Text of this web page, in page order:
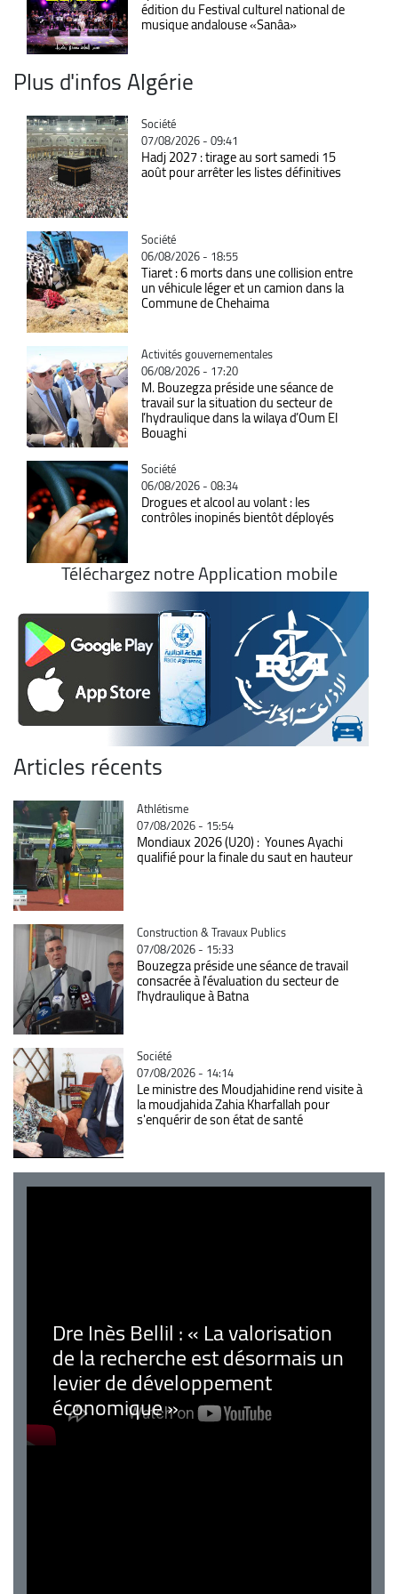
édition du Festival culturel national de
musique andalouse «Sanâa»
Plus d'infos Algérie
Catégorie
Société
07/08/2026 - 09:41
Hadj 2027 : tirage au sort samedi 15
août pour arrêter les listes définitives
Catégorie
Société
06/08/2026 - 18:55
Tiaret : 6 morts dans une collision entre
un véhicule léger et un camion dans la
Commune de Chehaima
Catégorie
Activités gouvernementales
06/08/2026 - 17:20
M. Bouzegza préside une séance de
travail sur la situation du secteur de
l’hydraulique dans la wilaya d’Oum El
Bouaghi
Catégorie
Société
06/08/2026 - 08:34
Drogues et alcool au volant : les
contrôles inopinés bientôt déployés
Téléchargez notre Application mobile
Articles récents
Catégorie
Athlétisme
07/08/2026 - 15:54
Mondiaux 2026 (U20) : Younes Ayachi
qualifié pour la finale du saut en hauteur
Catégorie
Construction & Travaux Publics
07/08/2026 - 15:33
Bouzegza préside une séance de travail
consacrée à l'évaluation du secteur de
l’hydraulique à Batna
Catégorie
Société
07/08/2026 - 14:14
Le ministre des Moudjahidine rend visite à
la moudjahida Zahia Kharfallah pour
s'enquérir de son état de santé
Dre Inès Bellil : « La valorisation
de la recherche est désormais un
levier de développement
économique »